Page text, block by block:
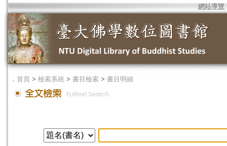
網站導覽
． 首頁 > 檢索系統 > 書目檢索 > 書目明細